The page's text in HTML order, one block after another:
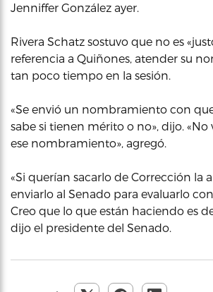
Jenniffer González ayer.
Rivera Schatz sostuvo que no es
referencia a Quiñones, atender su
tan poco tiempo en la sesión.
«Se envió un nombramiento con
sabe si tienen mérito o no», dijo.
ese nombramiento», agregó.
«Si querían sacarlo de Corrección la
enviarlo al Senado para evaluarlo
Creo que lo que están haciendo es
dijo el presidente del Senado.